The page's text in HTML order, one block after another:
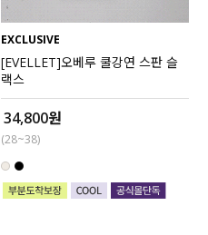
EXCLUSIVE
[EVELLET]오베루 쿨강연 스판 슬
랙스
34,800원
(28~38)